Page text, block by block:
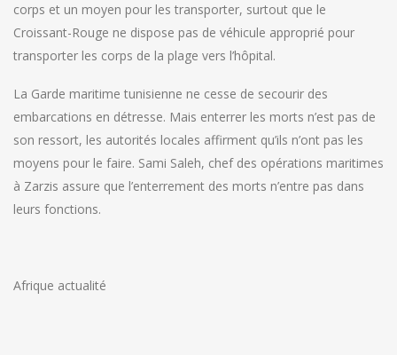
corps et un moyen pour les transporter, surtout que le
Croissant-Rouge ne dispose pas de véhicule approprié pour
transporter les corps de la plage vers l’hôpital.
La Garde maritime tunisienne ne cesse de secourir des
embarcations en détresse. Mais enterrer les morts n’est pas de
son ressort, les autorités locales affirment qu’ils n’ont pas les
moyens pour le faire. Sami Saleh, chef des opérations maritimes
à Zarzis assure que l’enterrement des morts n’entre pas dans
leurs fonctions.
Afrique actualité